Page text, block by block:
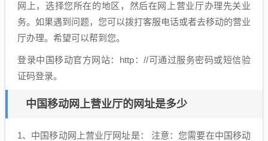
网上，选择您所在的地区，然后在网上营业厅办理先关业
务。如果遇到问题，您可以拨打客服电话或者去移动的营业
厅办理。希望可以帮到您。
登录中国移动官方网站：http：//可通过服务密码或短信验
证码登录。
中国移动网上营业厅的网址是多少
1、中国移动网上营业厅网址是： 注意：您需要在中国移动